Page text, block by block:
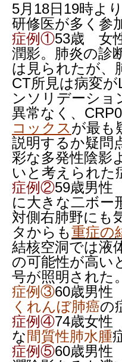
5月18日19時よ
研修医が多く参
症例①53歳 女
潤影。肺炎の診
は見られたが、
CT所見は病変
ンソリデーショ
異常なく、
コックスが最も
説明するか疑問
彩な多発性陰影
いと考えられた
症例②59歳男
に大きな二ボー
対側右肺野にも
タからも重症の
結核空洞では液
の可能性が高い
号が照明された。
症例③60歳男性
くれんぼ肺癌の
症例④74歳女
な 間質性肺水腫
症例⑤60歳男